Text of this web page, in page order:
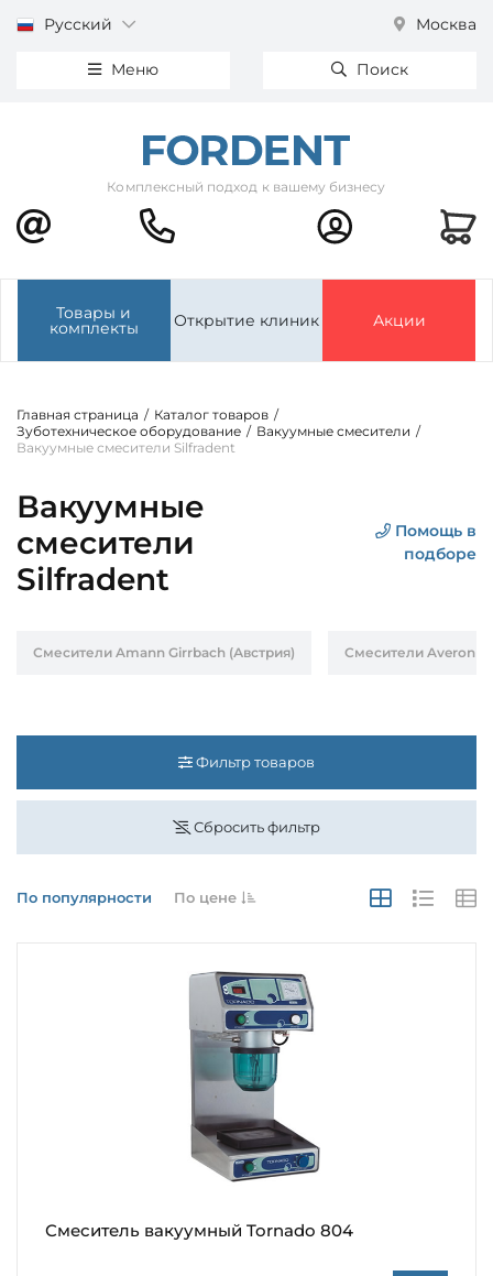
Русский Москва
Меню Поиск
Комплексный подход к вашему бизнесу
Товары и
комплекты Открытие клиник Акции
Главная страница / Каталог товаров /
Зуботехническое оборудование / Вакуумные смесители /
Вакуумные смесители Silfradent
Вакуумные
смесители
Silfradent
Помощь в
подборе
Смесители Amann Girrbach (Австрия) Смесители Averon
Фильтр товаров
Сбросить фильтр
По популярности По цене
Смеситель вакуумный Tornado 804